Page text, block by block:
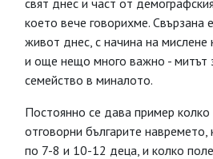
свят днес и част от
което вече говорихме. Свързана
живот днес, с начина на мислене
и още нещо много важно - митът
семейство в миналото.
Постоянно се дава пример колко
отговорни българите
по 7-8 и 10-12 деца, и колко